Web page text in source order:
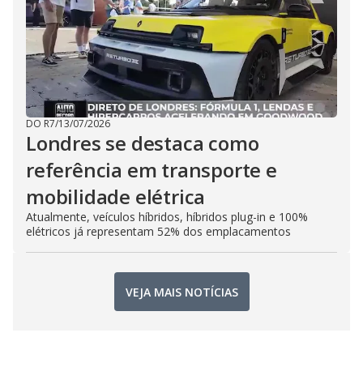
DO R7/13/07/2026
Londres se destaca como
referência em transporte e
mobilidade elétrica
Atualmente, veículos híbridos, híbridos plug-in e 100%
elétricos já representam 52% dos emplacamentos
VEJA MAIS NOTÍCIAS